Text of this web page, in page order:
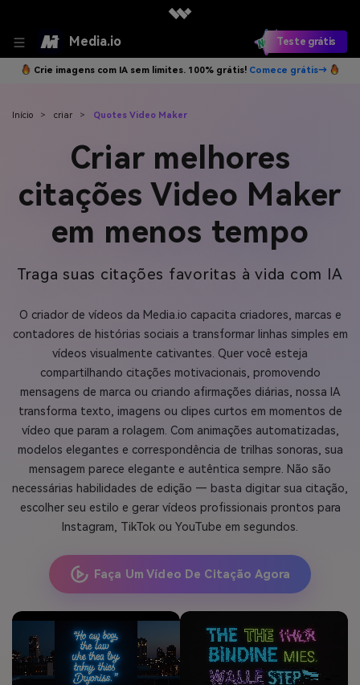
Media.io Teste grátis
Crie imagens com IA sem limites. 100% grátis! Comece grátis→
Início > criar > Quotes Video Maker
Criar melhores
citações Video Maker
em menos tempo
Traga suas citações favoritas à vida com IA
O criador de vídeos da Media.io capacita criadores, marcas e
contadores de histórias sociais a transformar linhas simples em
vídeos visualmente cativantes. Quer você esteja
compartilhando citações motivacionais, promovendo
mensagens de marca ou criando afirmações diárias, nossa IA
transforma texto, imagens ou clipes curtos em momentos de
vídeo que param a rolagem. Com animações automatizadas,
modelos elegantes e correspondência de trilhas sonoras, sua
mensagem parece elegante e autêntica sempre. Não são
necessárias habilidades de edição — basta digitar sua citação,
escolher seu estilo e gerar vídeos profissionais prontos para
Instagram, TikTok ou YouTube em segundos.
Faça Um Vídeo De Citação Agora